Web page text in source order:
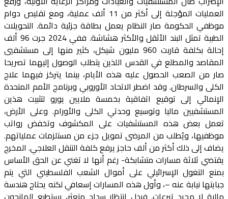
العمليات المؤجلة إلى أكثر من 11 ألف عملية، ومع تقليص دوام
موظفي الحكومة صار النظام يعمل بطاقة جزئية دائمة. التحويلات
الطبية تمثل البند الأثقل والأكثر هشاشة. ففي 2024 جرت 96 ألف
إحالة بكلفة قاربت 960 مليون شيكل، كثير منها إلى مستشفيي
المقاصد والمطلع في القدس اللذين يتطلب الوصول إليهما تصريحا
صار من الصعب الحصول عليه هذه الأيام، بينما يتركز فيهما علاج
الكلى والسرطان. وقد اضطر الاتحاد الأوروبي وبرنامج الأمم المتحدة
الإنمائي إلى توقيع اتفاقية بخمسة ملايين يورو لتثبيت هذين
المستشفيين ماليا وتوسيع وحدتي الكلى والأورام. وعلى الأرض،
تعمل بعض هذه المستشفيات على المكشوف وتخفض رواتب
موظفيها، ويُطلب من المرضى تمويل جزء من مستلزمات عملياتهم.
يضاف إلى ذلك أكثر من ألف حاجز يرفع كلفة التنقل العلاجي. المخرج
يقتضي ثلاثة مسارات متشابكة- رغم أنها لا تغني عن الحق الأساس
بمنع التغول الإسرائيلي على أموال الشعب الفلسطيني التي يتم
جبايتها نيابة عنه –، وأول هذه المسارات إسعافي لكنه يحتاج هندسة